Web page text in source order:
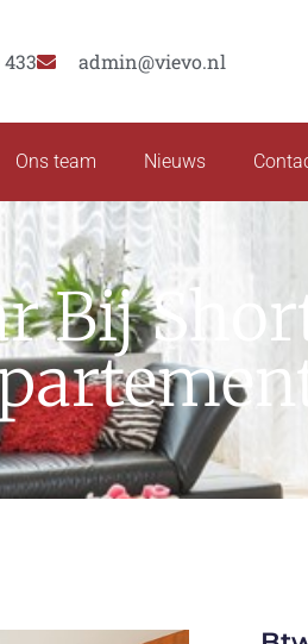
433 admin@vievo.nl
Ons team Nieuws
Bij